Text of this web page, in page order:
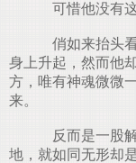
可惜他没有这
俏如来抬头
身上升起，然而他
方，唯有神魂微微
来。
反而是一股
地，就如同无形却